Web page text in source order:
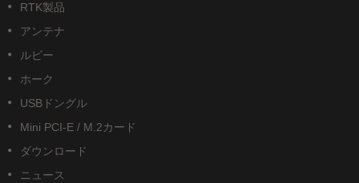
RTK製品
アンテナ
ルビー
ホーク
USBドングル
Mini PCI-E / M.2カード
ダウンロード
ニュース